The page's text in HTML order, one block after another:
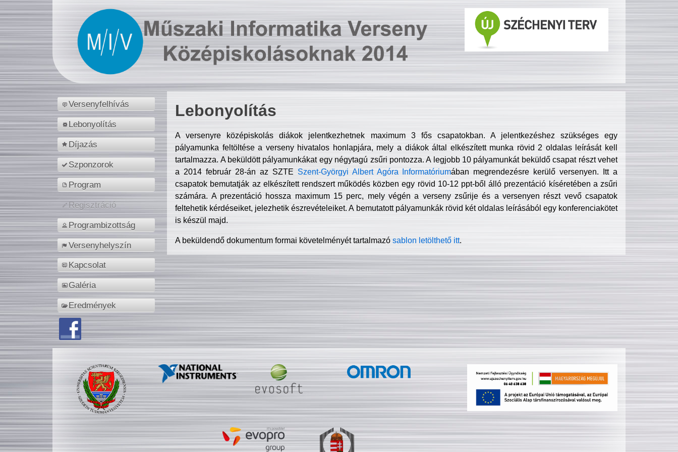
Versenyfelhívás
Lebonyolítás
Díjazás
Szponzorok
Program
Regisztráció
Programbizottság
Versenyhelyszín
Kapcsolat
Galéria
Eredmények
Lebonyolítás
A versenyre középiskolás diákok jelentkezhetnek maximum 3 fős csapatokban. A jelentkezéshez szükséges egy
pályamunka feltöltése a verseny hivatalos honlapjára, mely a diákok által elkészített munka rövid 2 oldalas leírását kell
tartalmazza. A beküldött pályamunkákat egy négytagú zsűri pontozza. A legjobb 10 pályamunkát beküldő csapat részt vehet
a 2014 február 28-án az SZTE Szent-Györgyi Albert Agóra Informatóriumában megrendezésre kerülő versenyen. Itt a
csapatok bemutatják az elkészített rendszert működés közben egy rövid 10-12 ppt-ből álló prezentáció kíséretében a zsűri
számára. A prezentáció hossza maximum 15 perc, mely végén a verseny zsűrije és a versenyen részt vevő csapatok
feltehetik kérdéseiket, jelezhetik észrevételeiket. A bemutatott pályamunkák rövid két oldalas leírásából egy konferenciakötet
is készül majd.
A beküldendő dokumentum formai követelményét tartalmazósablon letölthető itt.